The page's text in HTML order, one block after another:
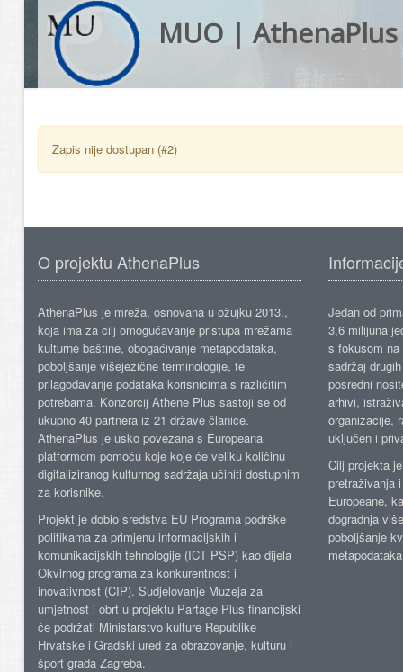
MUO | AthenaPlus
Zapis nije dostupan (#2)
O projektu AthenaPlus
AthenaPlus je mreža, osnovana u ožujku 2013.,
koja ima za cilj omogućavanje pristupa mrežama
kulturne baštine, obogaćivanje metapodataka,
poboljšanje višejezične terminologije, te
prilagođavanje podataka korisnicima s različitim
potrebama. Konzorcij Athene Plus sastoji se od
ukupno 40 partnera iz 21 države članice.
AthenaPlus je usko povezana s Europeana
platformom pomoću koje koje će veliku količinu
digitaliziranog kulturnog sadržaja učiniti dostupnim
za korisnike.
Projekt je dobio sredstva EU Programa podrške
politikama za primjenu informacijskih i
komunikacijskih tehnologije (ICT PSP) kao dijela
Okvirnog programa za konkurentnost i
inovativnost (CIP). Sudjelovanje Muzeja za
umjetnost i obrt u projektu Partage Plus financijski
će podržati Ministarstvo kulture Republike
Hrvatske i Gradski ured za obrazovanje, kulturu i
šport grada Zagreba.
Jedan od
3,6 milijuna
s fokusom
sadržaj
posredni
arhivi,
organizacije,
uključen i
Cilj projekta
pretraživanja
Europeane,
dogradnja
poboljšanje